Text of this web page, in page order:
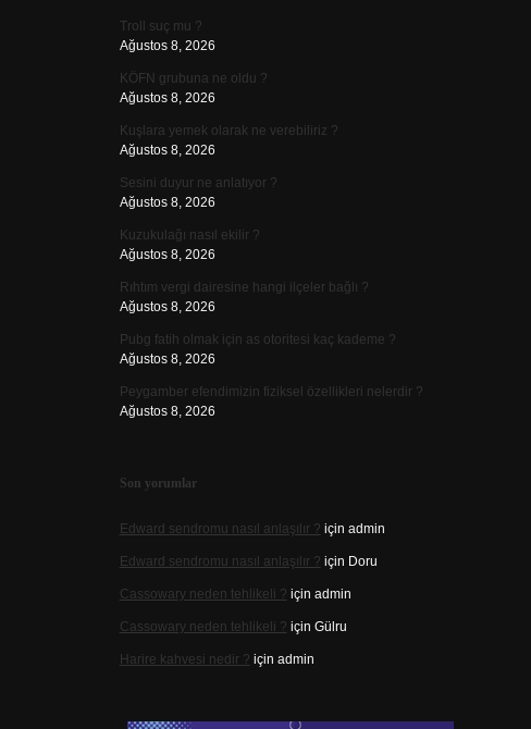
Troll suç mu ?
Ağustos 8, 2026
KÖFN grubuna ne oldu ?
Ağustos 8, 2026
Kuşlara yemek olarak ne verebiliriz ?
Ağustos 8, 2026
Sesini duyur ne anlatıyor ?
Ağustos 8, 2026
Kuzukulağı nasıl ekilir ?
Ağustos 8, 2026
Rıhtım vergi dairesine hangi ilçeler bağlı ?
Ağustos 8, 2026
Pubg fatih olmak için as otoritesi kaç kademe ?
Ağustos 8, 2026
Peygamber efendimizin fiziksel özellikleri nelerdir ?
Ağustos 8, 2026
Son yorumlar
Edward sendromu nasıl anlaşılır ? için admin
Edward sendromu nasıl anlaşılır ? için Doru
Cassowary neden tehlikeli ? için admin
Cassowary neden tehlikeli ? için Gülru
Harire kahvesi nedir ? için admin